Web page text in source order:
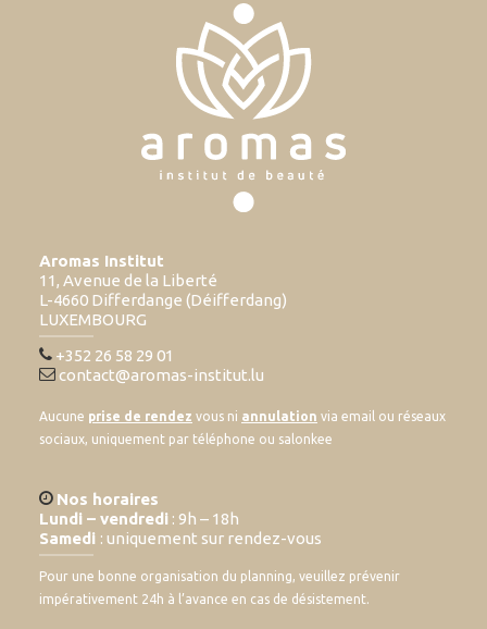
Aromas Institut
11, Avenue de la Liberté
L-4660 Differdange (Déifferdang)
LUXEMBOURG
+352 26 58 29 01
contact@aromas-institut.lu
Aucune prise de rendez vous ni annulation via email ou réseaux
sociaux, uniquement par téléphone ou salonkee
Nos horaires
Lundi – vendredi : 9h – 18h
Samedi : uniquement sur rendez-vous
Pour une bonne organisation du planning, veuillez prévenir
impérativement 24h à l’avance en cas de désistement.